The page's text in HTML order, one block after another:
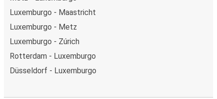
Luxemburgo - Maastricht
Luxemburgo - Metz
Luxemburgo - Zúrich
Rotterdam - Luxemburgo
Düsseldorf - Luxemburgo